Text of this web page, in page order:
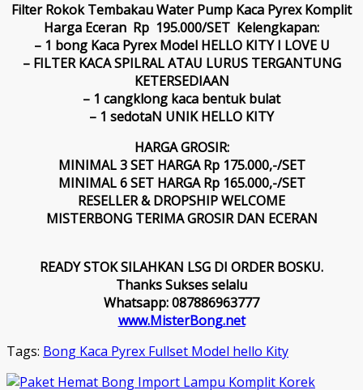
Filter Rokok Tembakau Water Pump Kaca Pyrex Komplit
Harga Eceran Rp 195.000/SET Kelengkapan:
– 1 bong Kaca Pyrex Model HELLO KITY I LOVE U
– FILTER KACA SPILRAL ATAU LURUS TERGANTUNG
KETERSEDIAAN
– 1 cangklong kaca bentuk bulat
– 1 sedotaN UNIK HELLO KITY
HARGA GROSIR:
MINIMAL 3 SET HARGA Rp 175.000,-/SET
MINIMAL 6 SET HARGA Rp 165.000,-/SET
RESELLER & DROPSHIP WELCOME
MISTERBONG TERIMA GROSIR DAN ECERAN
READY STOK SILAHKAN LSG DI ORDER BOSKU.
Thanks Sukses selalu
Whatsapp: 087886963777
www.MisterBong.net
Tags: Bong Kaca Pyrex Fullset Model hello Kity